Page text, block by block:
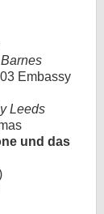
Embassy
Leeds
und das